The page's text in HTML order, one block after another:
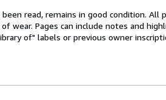
read, remains in good condition. All
wear. Pages can include notes and
of" labels or previous owner